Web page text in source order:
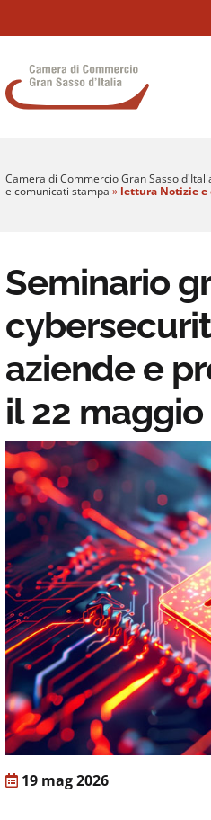
Vai al Contenuto
Camera di Commercio Gran
Camera di Commercio Gran Sasso
e comunicati stampa » lettura Notizie e
Seminario
aziende e
il 22 maggio
19 mag 2026